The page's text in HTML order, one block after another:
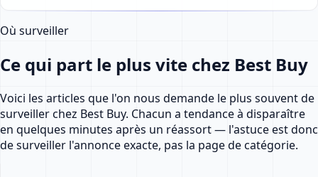
Où surveiller
Ce qui part le plus vite chez Best Buy
Voici les articles que l'on nous demande le plus souvent de
surveiller chez Best Buy. Chacun a tendance à disparaître
en quelques minutes après un réassort — l'astuce est donc
de surveiller l'annonce exacte, pas la page de catégorie.